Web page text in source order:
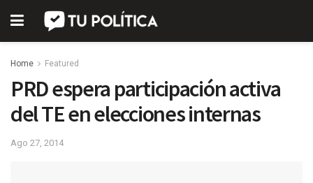
Home Featured
PRD espera participación activa
del TE en elecciones internas
Ago 27, 2014